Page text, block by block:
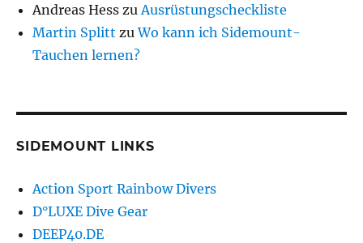
Andreas Hess zu Ausrüstungscheckliste
Martin Splitt zuWo kann ich Sidemount-
Tauchen lernen?
SIDEMOUNT LINKS
Action Sport Rainbow Divers
D°LUXE Dive Gear
DEEP40.DE